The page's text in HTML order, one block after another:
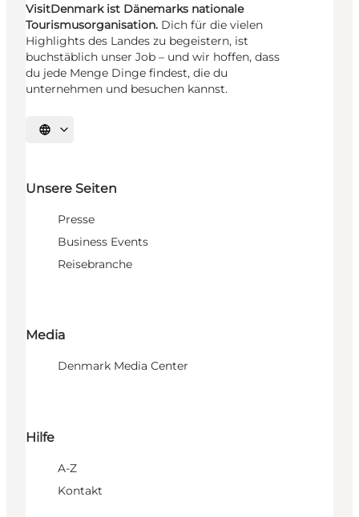
VisitDenmark ist Dänemarks nationale
Tourismusorganisation. Dich für die vielen
Highlights des Landes zu begeistern, ist
buchstäblich unser Job – und wir hoffen, dass
du jede Menge Dinge findest, die du
unternehmen und besuchen kannst.
Sprache auswählen
Unsere Seiten
Presse
Business Events
Reisebranche
Media
Denmark Media Center
Hilfe
A-Z
Kontakt